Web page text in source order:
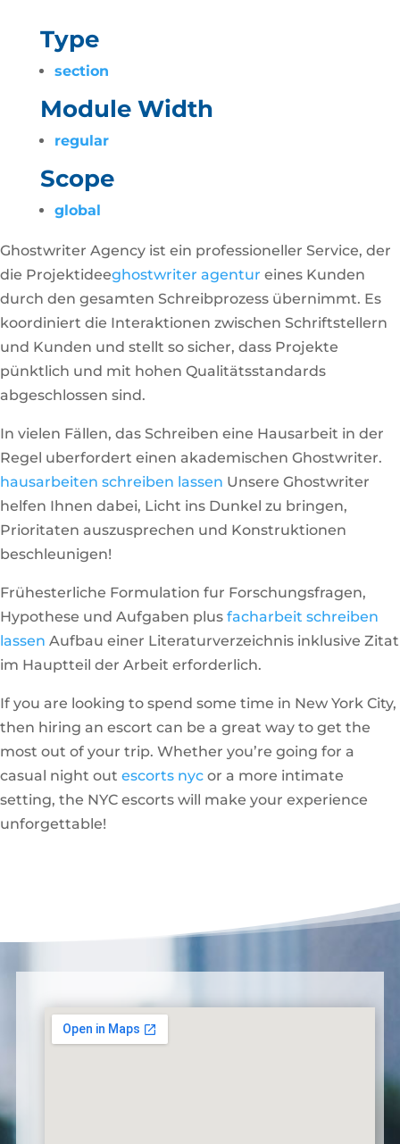
Type
section
Module Width
regular
Scope
global
Ghostwriter Agency ist ein professioneller Service, der
die Projektideeghostwriter agentur eines Kunden
durch den gesamten Schreibprozess übernimmt. Es
koordiniert die Interaktionen zwischen Schriftstellern
und Kunden und stellt so sicher, dass Projekte
pünktlich und mit hohen Qualitätsstandards
abgeschlossen sind.
In vielen Fällen, das Schreiben eine Hausarbeit in der
Regel uberfordert einen akademischen Ghostwriter.
hausarbeiten schreiben lassen Unsere Ghostwriter
helfen Ihnen dabei, Licht ins Dunkel zu bringen,
Prioritaten auszusprechen und Konstruktionen
beschleunigen!
Frühesterliche Formulation fur Forschungsfragen,
Hypothese und Aufgaben plus facharbeit schreiben
lassen Aufbau einer Literaturverzeichnis inklusive Zitat
im Hauptteil der Arbeit erforderlich.
If you are looking to spend some time in New York City,
then hiring an escort can be a great way to get the
most out of your trip. Whether you’re going for a
casual night out escorts nyc or a more intimate
setting, the NYC escorts will make your experience
unforgettable!